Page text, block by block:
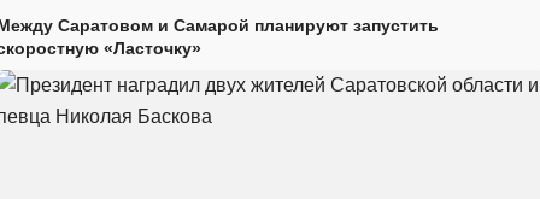
Саратовом и Самарой планируют запустить
«Ласточку»